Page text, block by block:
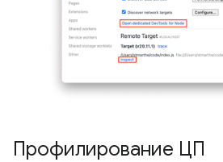
Профилирование ЦП